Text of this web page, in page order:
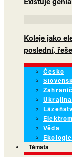
Koleje jako
poslední,
Česko
Ukrajina
Věda
Ekologie
Témata